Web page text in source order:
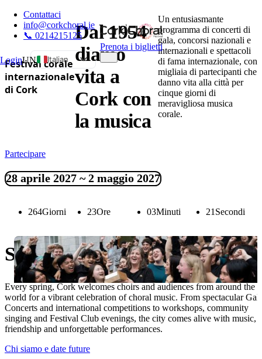
Contattaci
info@corkchoral.ie
📞 0214215125
LoginUN
Italian
English
Bulgarian
Spanish
French
Polish
Portuguese
Ukrainian
Prenota i biglietti
Festival corale
internazionale
di Cork
Dal 1954
diamo
vita a
Cork con
la musica
Un entusiasmante
programma di concerti di
gala, concorsi nazionali e
internazionali e spettacoli
di fama internazionale, con
migliaia di partecipanti che
danno vita alla città per
cinque giorni di
meravigliosa musica
corale.
Partecipare
28 aprile 2027 ~ 2 maggio 2027
264Giorni 23Ore 03Minuti 20 Secondi
Scopri il Cork International
Every spring, Cork welcomes choirs and audiences from around the
world for a vibrant celebration of choral music. From spectacular
Concerts and international competitions to workshops, community
singing and Festival Club evenings, the city comes alive with music,
friendship and unforgettable performances.
Chi siamo e date future